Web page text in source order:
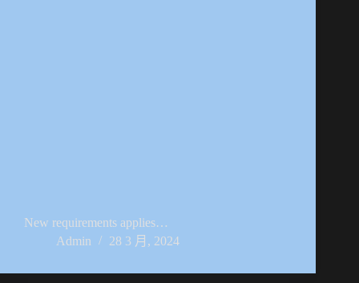
New requirements applies…
Admin
28 3 月, 2024